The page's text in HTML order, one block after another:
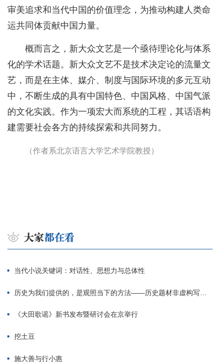
审美追求和当代中国的价值理念，为推动构建人类命
运共同体贡献中国力量。
概而言之，新大众文艺是一个亟待理论化与体系
化的学术话题。新大众文艺不是技术决定论的流量文
艺，而是在主体、媒介、制度与国际环境的多元互动
中，不断生成的具有中国特色、中国风格、中国气派
的文化实践。作为一项宏大而系统的工程，其话语构
建需要社会各方的持续探索和共同努力。
（作者系北京语言大学艺术学院教授）
当代小说关键词：对话性、思想力与总体性
历史为我们提供的，是观照当下的方法——历史题材非虚构写作多人谈
《大田歌谣》新书发布暨研讨会在京举行
挖土豆
施大善与行小惠